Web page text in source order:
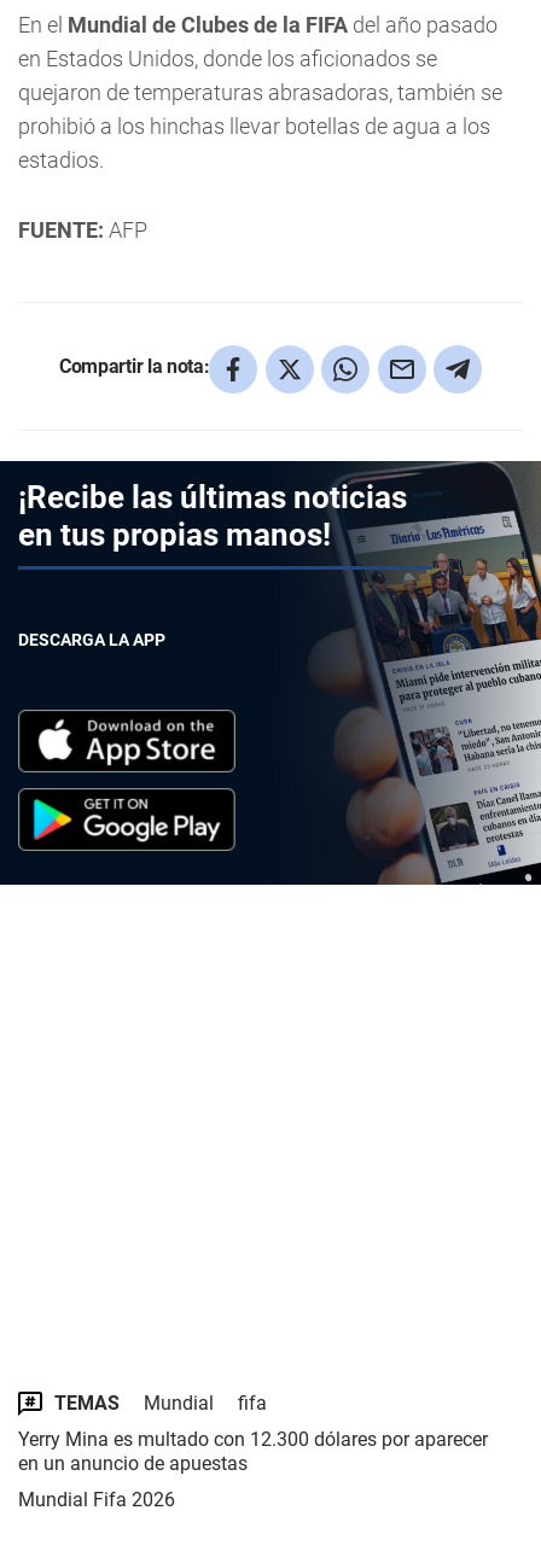
En el Mundial de Clubes de la FIFA del año pasado
en Estados Unidos, donde los aficionados se
quejaron de temperaturas abrasadoras, también se
prohibió a los hinchas llevar botellas de agua a los
estadios.
FUENTE: AFP
Compartir la nota:
¡Recibe las últimas noticias
en tus propias manos!
DESCARGA LA APP
TEMAS Mundial
fifa
Yerry Mina es multado con 12.300 dólares por aparecer
en un anuncio de apuestas
Mundial Fifa 2026